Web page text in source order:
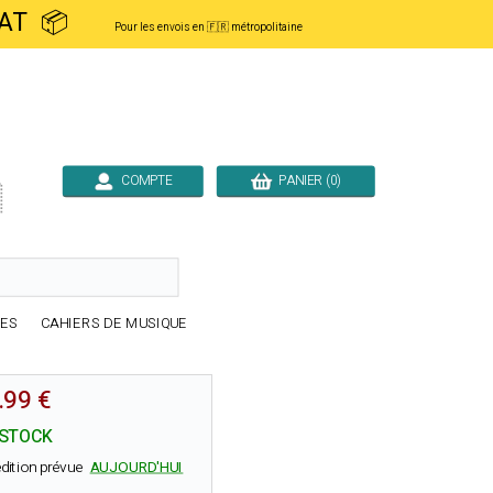
📦 Pour les envois en 🇫🇷 métropolitaine
COMPTE PANIER (0)
CAHIERS DE MUSIQUE
€
prévueAUJOURD'HUI